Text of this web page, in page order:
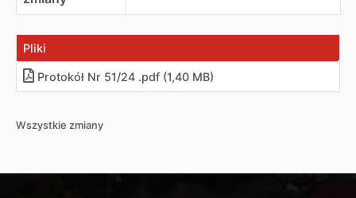
Pliki
Protokół Nr 51/24 .pdf (1,40 MB)
Wszystkie zmiany